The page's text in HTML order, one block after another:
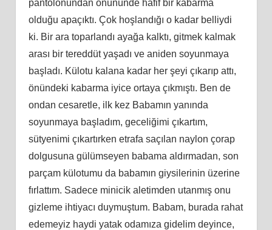
pantolonundan önününde hafif bir kabarma
olduğu apaçıktı. Çok hoşlandığı o kadar belliydi
ki. Bir ara toparlandı ayağa kalktı, gitmek kalmak
arası bir tereddüt yaşadı ve aniden soyunmaya
başladı. Külotu kalana kadar her şeyi çıkarıp attı,
önündeki kabarma iyice ortaya çıkmıştı. Ben de
ondan cesaretle, ilk kez Babamın yanında
soyunmaya başladım, geceliğimi çıkartım,
sütyenimi çıkartırken etrafa saçılan naylon çorap
dolgusuna gülümseyen babama aldırmadan, son
parçam külotumu da babamın giysilerinin üzerine
fırlattım. Sadece minicik aletimden utanmış onu
gizleme ihtiyacı duymuştum. Babam, burada rahat
edemeyiz haydi yatak odamıza gidelim deyince,